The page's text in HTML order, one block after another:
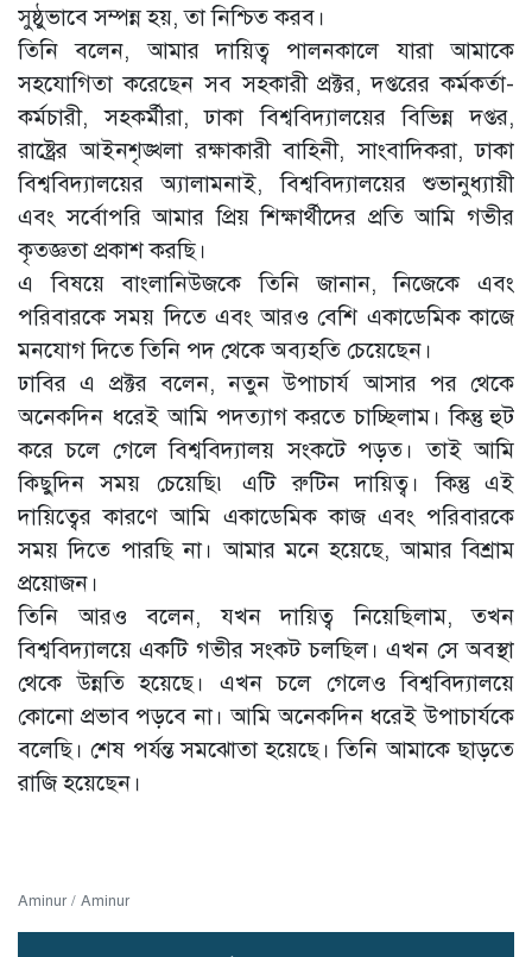
সুষ্ঠুভাবে সম্পন্ন হয়, তা নিশ্চিত করব।
তিনি বলেন, আমার দায়িত্ব পালনকালে যারা আমাকে
সহযোগিতা করেছেন সব সহকারী প্রক্টর, দপ্তরের কর্মকর্তা-
কর্মচারী, সহকর্মীরা, ঢাকা বিশ্ববিদ্যালয়ের বিভিন্ন দপ্তর,
রাষ্ট্রের আইনশৃঙ্খলা রক্ষাকারী বাহিনী, সাংবাদিকরা, ঢাকা
বিশ্ববিদ্যালয়ের অ্যালামনাই, বিশ্ববিদ্যালয়ের শুভানুধ্যায়ী
এবং সর্বোপরি আমার প্রিয় শিক্ষার্থীদের প্রতি আমি গভীর
কৃতজ্ঞতা প্রকাশ করছি।
এ বিষয়ে বাংলানিউজকে তিনি জানান, নিজেকে এবং
পরিবারকে সময় দিতে এবং আরও বেশি একাডেমিক কাজে
মনযোগ দিতে তিনি পদ থেকে অব্যহতি চেয়েছেন।
ঢাবির এ প্রক্টর বলেন, নতুন উপাচার্য আসার পর থেকে
অনেকদিন ধরেই আমি পদত্যাগ করতে চাচ্ছিলাম। কিন্তু হুট
করে চলে গেলে বিশ্ববিদ্যালয় সংকটে পড়ত। তাই আমি
কিছুদিন সময় চেয়েছি৷ এটি রুটিন দায়িত্ব। কিন্তু এই
দায়িত্বের কারণে আমি একাডেমিক কাজ এবং পরিবারকে
সময় দিতে পারছি না। আমার মনে হয়েছে, আমার বিশ্রাম
প্রয়োজন।
তিনি আরও বলেন, যখন দায়িত্ব নিয়েছিলাম, তখন
বিশ্ববিদ্যালয়ে একটি গভীর সংকট চলছিল। এখন সে অবস্থা
থেকে উন্নতি হয়েছে। এখন চলে গেলেও বিশ্ববিদ্যালয়ে
কোনো প্রভাব পড়বে না। আমি অনেকদিন ধরেই উপাচার্যকে
বলেছি। শেষ পর্যন্ত সমঝোতা হয়েছে। তিনি আমাকে ছাড়তে
রাজি হয়েছেন।
Aminur / Aminur